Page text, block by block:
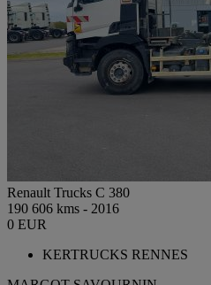
Renault Trucks C 380
190 606 kms - 2016
0 EUR
KERTRUCKS RENNES